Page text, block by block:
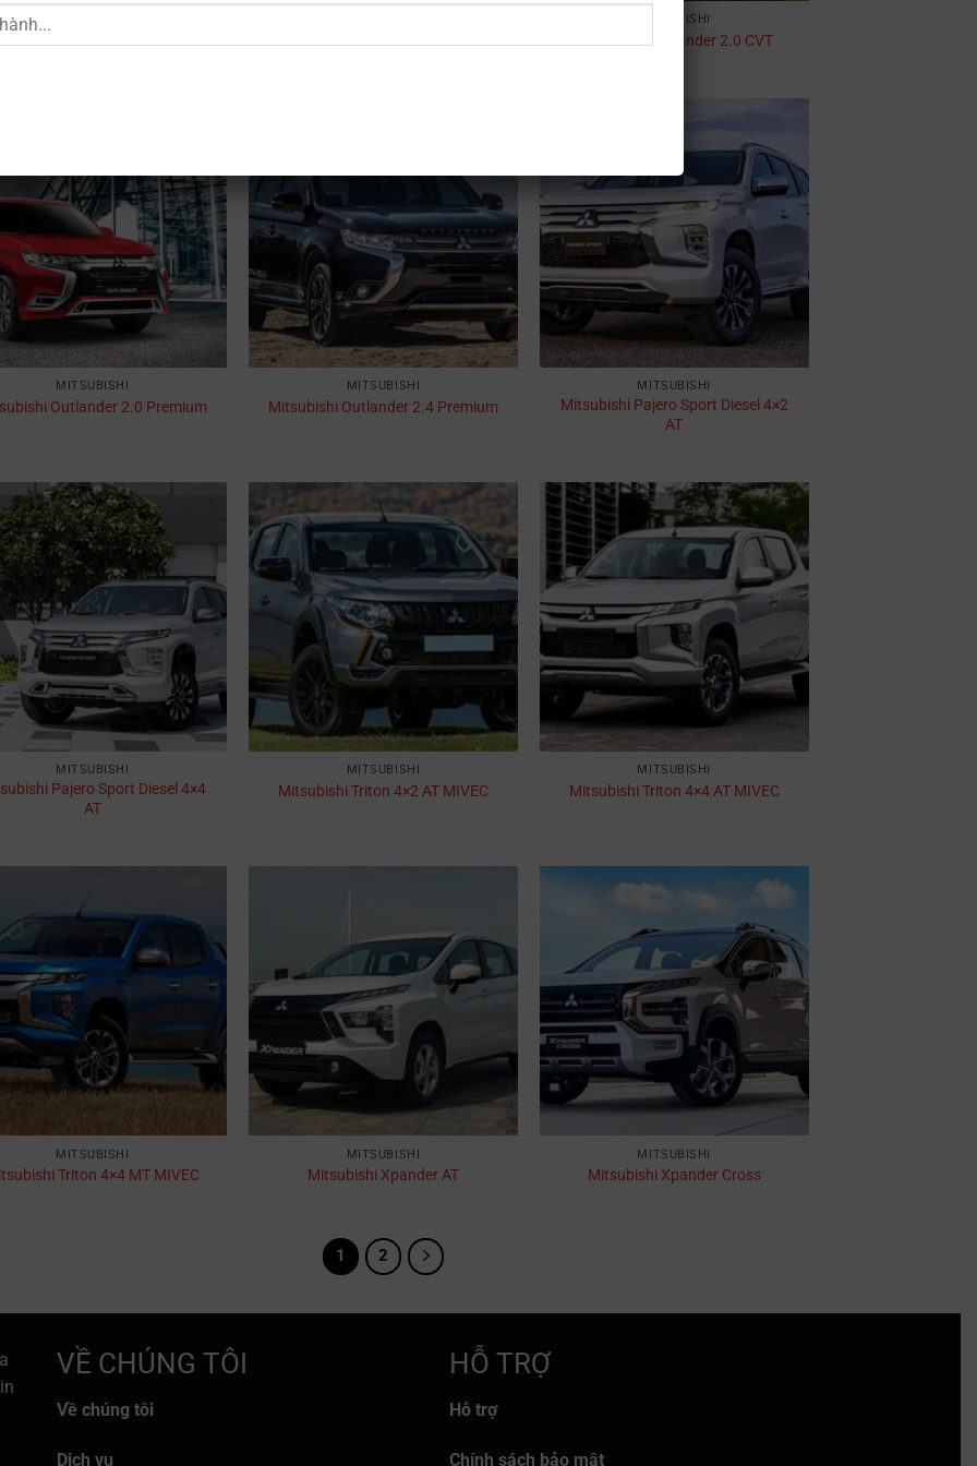
Mitsubishi Attrage CVT Mitsubishi Attrage MT
MITSUBISHI
Mitsubishi Outlander 2.0 CVT
MITSUBISHI
Outlander 2.0 Premium
MITSUBISHI
Mitsubishi Outlander 2.4 Premium
MITSUBISHI
Mitsubishi Pajero Sport Diesel 4×2
AT
MITSUBISHI
Pajero Sport Diesel 4×4
AT
MITSUBISHI
Mitsubishi Triton 4×2 AT MIVEC
MITSUBISHI
Mitsubishi Triton 4×4 AT MIVEC​
MITSUBISHI
Triton 4×4 MT MIVEC
MITSUBISHI
Mitsubishi Xpander AT
MITSUBISHI
Mitsubishi Xpander Cross
1 2
VỀ CHÚNG TÔI
Về chúng tôi
Dịch vụ
HỖ TRỢ
Hỗ trợ
Chính sách bảo mật